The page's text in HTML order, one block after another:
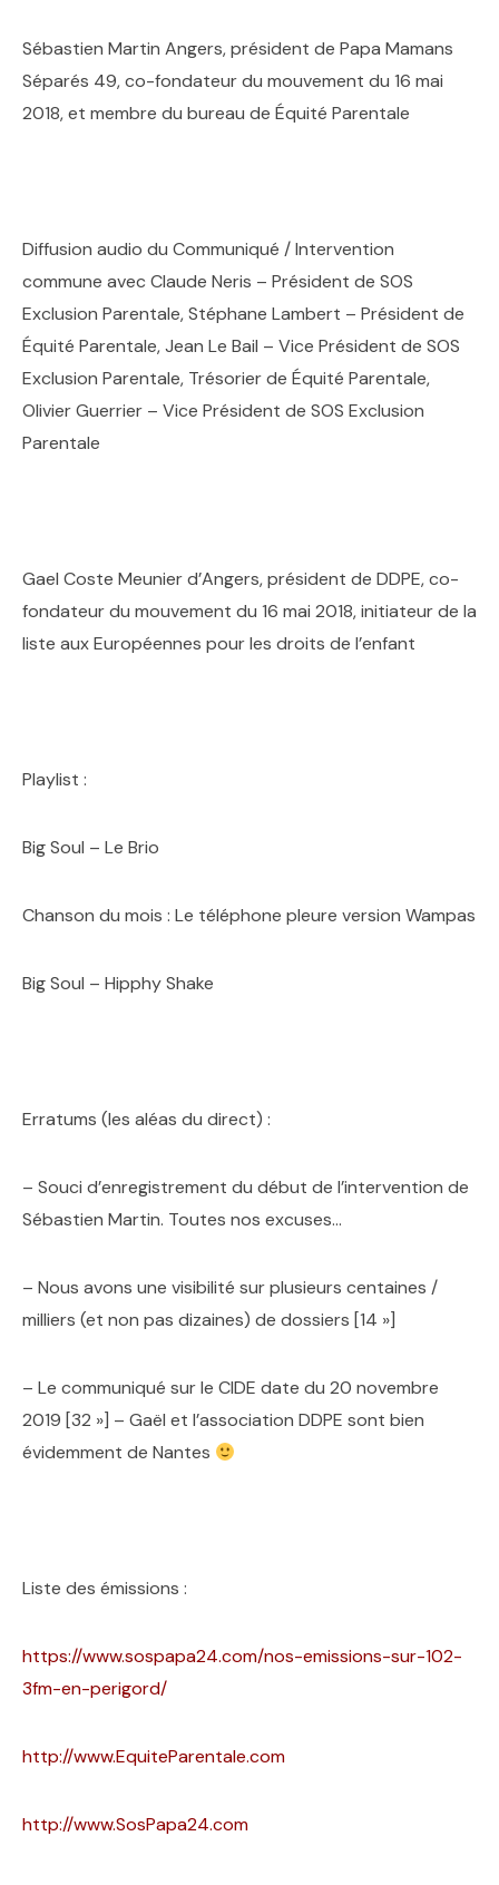
Sébastien Martin Angers, président de Papa Mamans
Séparés 49, co-fondateur du mouvement du 16 mai
2018, et membre du bureau de Équité Parentale
Diffusion audio du Communiqué / Intervention
commune avec Claude Neris – Président de SOS
Exclusion Parentale, Stéphane Lambert – Président de
Équité Parentale, Jean Le Bail – Vice Président de SOS
Exclusion Parentale, Trésorier de Équité Parentale,
Olivier Guerrier – Vice Président de SOS Exclusion
Parentale
Gael Coste Meunier d’Angers, président de DDPE, co-
fondateur du mouvement du 16 mai 2018, initiateur de la
liste aux Européennes pour les droits de l’enfant
Playlist :
Big Soul – Le Brio
Chanson du mois : Le téléphone pleure version Wampas
Big Soul – Hipphy Shake
Erratums (les aléas du direct) :
– Souci d’enregistrement du début de l’intervention de
Sébastien Martin. Toutes nos excuses…
– Nous avons une visibilité sur plusieurs centaines /
milliers (et non pas dizaines) de dossiers [14 »]
– Le communiqué sur le CIDE date du 20 novembre
2019 [32 »] – Gaël et l’association DDPE sont bien
évidemment de Nantes
Liste des émissions :
https://www.sospapa24.com/nos-emissions-sur-102-
3fm-en-perigord/
http://www.EquiteParentale.com
http://www.SosPapa24.com